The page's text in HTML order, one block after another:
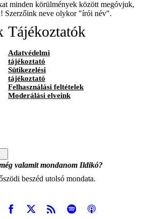
minden körülmények között megóvjuk,
Szerzőink neve olykor "írói név".
Tájékoztatók
Adatvédelmi
tájékoztató
Sütikezelési
tájékoztató
Felhasználási feltételek
Moderálási elveink
valamit mondanom Ildikó?
beszéd utolsó mondata.